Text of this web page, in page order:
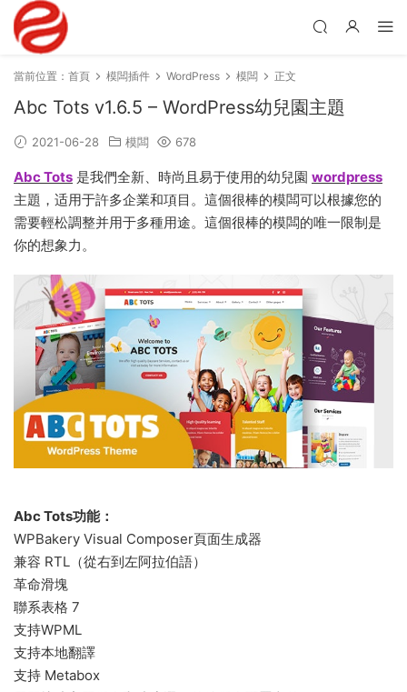
當前位置： 首頁 模闆插件 WordPress 模闆 正文
Abc Tots v1.6.5 – WordPress幼兒園主題
2021-06-28 模闆 678
Abc Tots 是我們全新、時尚且易于使用的幼兒園 wordpress
主題，适用于許多企業和項目。這個很棒的模闆可以根據您的
需要輕松調整并用于多種用途。這個很棒的模闆的唯一限制是
你的想象力。
Abc Tots功能：
WPBakery Visual Composer頁面生成器
兼容 RTL（從右到左阿拉伯語）
革命滑塊
聯系表格 7
支持WPML
支持本地翻譯
支持 Metabox